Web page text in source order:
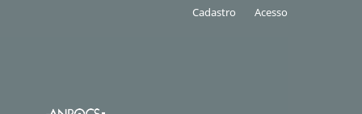
Cadastro Acesso